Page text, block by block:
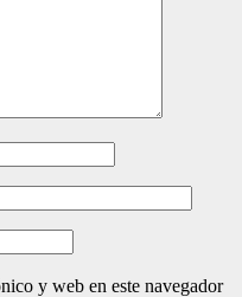
y web en este navegador